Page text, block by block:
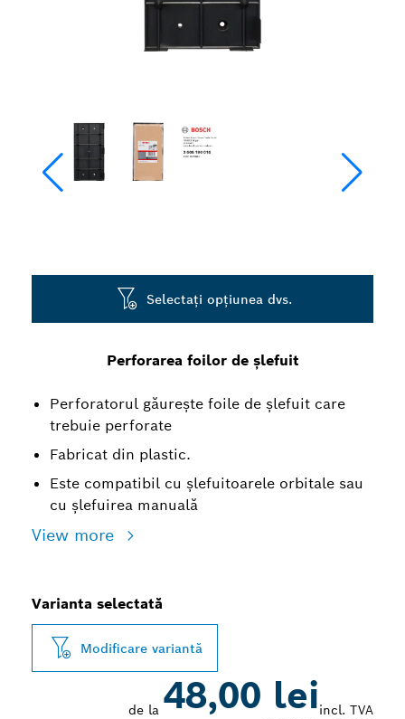
Perforarea foilor de șlefuit
Perforatorul găurește foile de șlefuit care
trebuie perforate
Fabricat din plastic.
Este compatibil cu șlefuitoarele orbitale sau
cu șlefuirea manuală
View more
Selectați opțiunea dvs.
Varianta selectată
Modificare variantă
de la 48,00 leiincl. TVA